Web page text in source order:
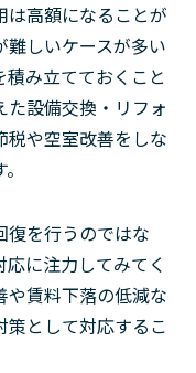
は高額になることが
しいケースが多い
み立てておくこと
設備交換・リフォ
税や空室改善をしな
復を行うのではな
に注力してみてく
や賃料下落の低減な
策として対応するこ